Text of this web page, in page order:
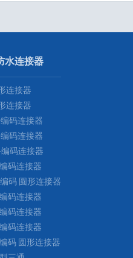
水连接器
连接器
连接器
编码连接器
编码连接器
编码连接器
码连接器
编码 圆形连接器
码连接器
码连接器
码连接器
码 圆形连接器